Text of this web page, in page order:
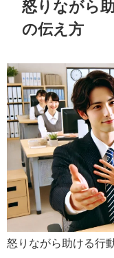
怒りながら
の伝え方
怒りながら助ける行